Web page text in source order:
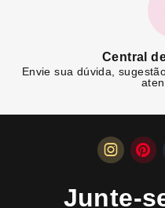
Central
Envie sua dúvida,
Junte-